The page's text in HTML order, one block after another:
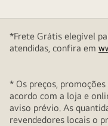
*Frete Grátis elegível
atendidas, confira em
* Os preços,
acordo com a loja e
aviso prévio. As
revendedores locais o